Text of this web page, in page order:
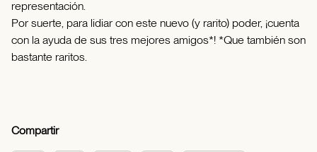
representación.
Por suerte, para lidiar con este nuevo (y rarito) poder, ¡cuenta
con la ayuda de sus tres mejores amigos*! *Que también son
bastante raritos.
Compartir